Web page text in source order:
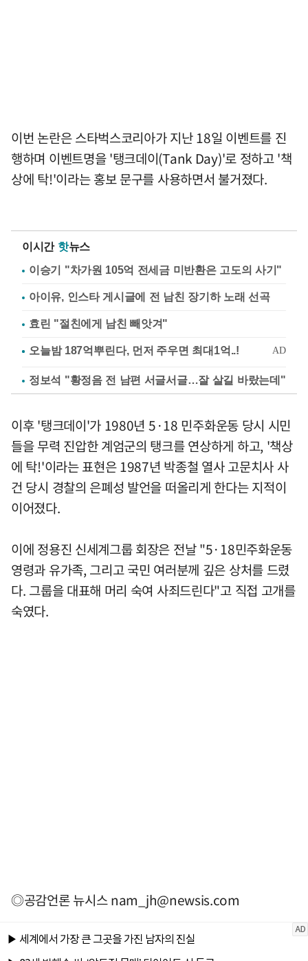
이번 논란은 스타벅스코리아가 지난 18일 이벤트를 진
행하며 이벤트명을 '탱크데이(Tank Day)'로 정하고 '책
상에 탁!'이라는 홍보 문구를 사용하면서 불거졌다.
이시간 핫뉴스
이승기 "차가원 105억 전세금 미반환은 고도의 사기"
아이유, 인스타 게시글에 전 남친 장기하 노래 선곡
효린 "절친에게 남친 빼앗겨"
정보석 "황정음 전 남편 서글서글…잘 살길 바랐는데"
이후 '탱크데이'가 1980년 5·18 민주화운동 당시 시민
들을 무력 진압한 계엄군의 탱크를 연상하게 하고, '책상
에 탁!'이라는 표현은 1987년 박종철 열사 고문치사 사
건 당시 경찰의 은폐성 발언을 떠올리게 한다는 지적이
이어졌다.
이에 정용진 신세계그룹 회장은 전날 "5·18민주화운동
영령과 유가족, 그리고 국민 여러분께 깊은 상처를 드렸
다. 그룹을 대표해 머리 숙여 사죄드린다"고 직접 고개를
숙였다.
◎공감언론 뉴시스nam_jh@newsis.com